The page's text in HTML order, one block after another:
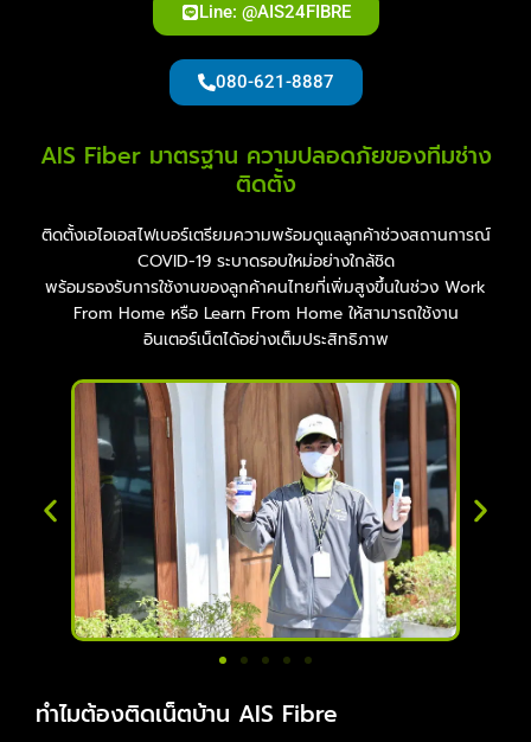
Line: @AIS24FIBRE
080-621-8887
AIS Fiber มาตรฐาน ความปลอดภัยของทีมช่าง
ติดตั้ง
ติดตั้งเอไอเอสไฟเบอร์เตรียมความพร้อมดูแลลูกค้าช่วงสถานการณ์
COVID-19 ระบาดรอบใหม่อย่างใกล้ชิด
พร้อมรองรับการใช้งานของลูกค้าคนไทยที่เพิ่มสูงขึ้นในช่วง Work
From Home หรือ Learn From Home ให้สามารถใช้งาน
อินเตอร์เน็ตได้อย่างเต็มประสิทธิภาพ
ทำไมต้องติดเน็ตบ้าน AIS Fibre